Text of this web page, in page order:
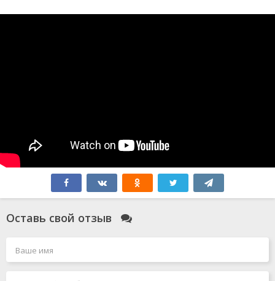
Оставь свой отзыв